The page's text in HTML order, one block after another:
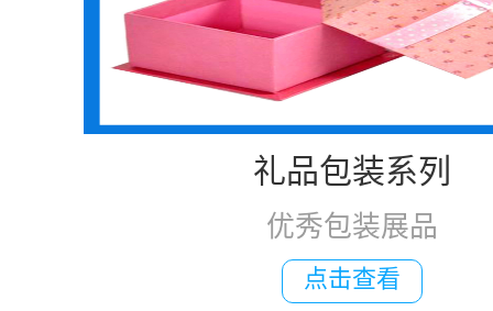
礼品包装系列
优秀包装展品
点击查看